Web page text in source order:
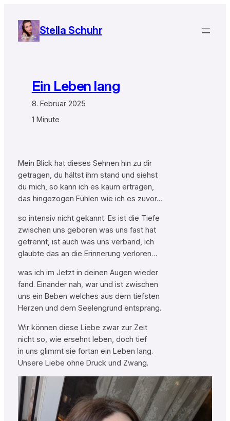
Inhalt
springen
Stella Schuhr
Ein Leben lang
8. Februar 2025
1 Minute
Mein Blick hat dieses Sehnen hin zu dir
getragen, du hältst ihm stand und siehst
du mich, so kann ich es kaum ertragen,
das hingezogen Fühlen wie ich es zuvor…
so intensiv nicht gekannt. Es ist die Tiefe
zwischen uns geboren was uns fast hat
getrennt, ist auch was uns verband, ich
glaubte das an die Erinnerung verloren…
was ich im Jetzt in deinen Augen wieder
fand. Einander nah, war und ist zwischen
uns ein Beben welches aus dem tiefsten
Herzen und dem Seelengrund entsprang.
Wir können diese Liebe zwar zur Zeit
nicht so, wie ersehnt leben, doch tief
in uns glimmt sie fortan ein Leben lang.
Unsere Liebe ohne Druck und Zwang.